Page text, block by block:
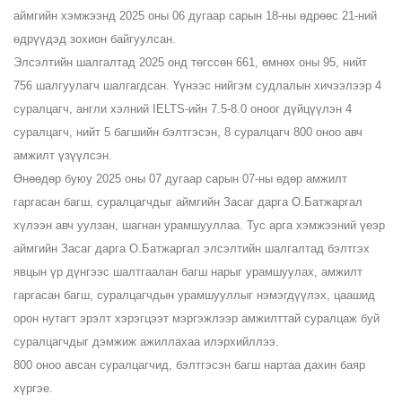
аймгийн хэмжээнд 2025 оны 06 дугаар сарын 18-ны өдрөөс 21-ний
өдрүүдэд зохион байгуулсан.
Элсэлтийн шалгалтад 2025 онд төгссөн 661, өмнөх оны 95, нийт
756 шалгуулагч шалгагдсан. Үүнээс нийгэм судлалын хичээлээр 4
суралцагч, англи хэлний IELTS-ийн 7.5-8.0 оноог дүйцүүлэн 4
суралцагч, нийт 5 багшийн бэлтгэсэн, 8 суралцагч 800 оноо авч
амжилт үзүүлсэн.
Өнөөдөр буюу 2025 оны 07 дугаар сарын 07-ны өдөр амжилт
гаргасан багш, суралцагчдыг аймгийн Засаг дарга О.Батжаргал
хүлээн авч уулзан, шагнан урамшууллаа. Тус арга хэмжээний үеэр
аймгийн Засаг дарга О.Батжаргал элсэлтийн шалгалтад бэлтгэх
явцын үр дүнгээс шалтгаалан багш нарыг урамшуулах, амжилт
гаргасан багш, суралцагчдын урамшууллыг нэмэгдүүлэх, цаашид
орон нутагт эрэлт хэрэгцээт мэргэжлээр амжилттай суралцаж буй
суралцагчдыг дэмжиж ажиллахаа илэрхийллээ.
800 оноо авсан суралцагчид, бэлтгэсэн багш нартаа дахин баяр
хүргэе.